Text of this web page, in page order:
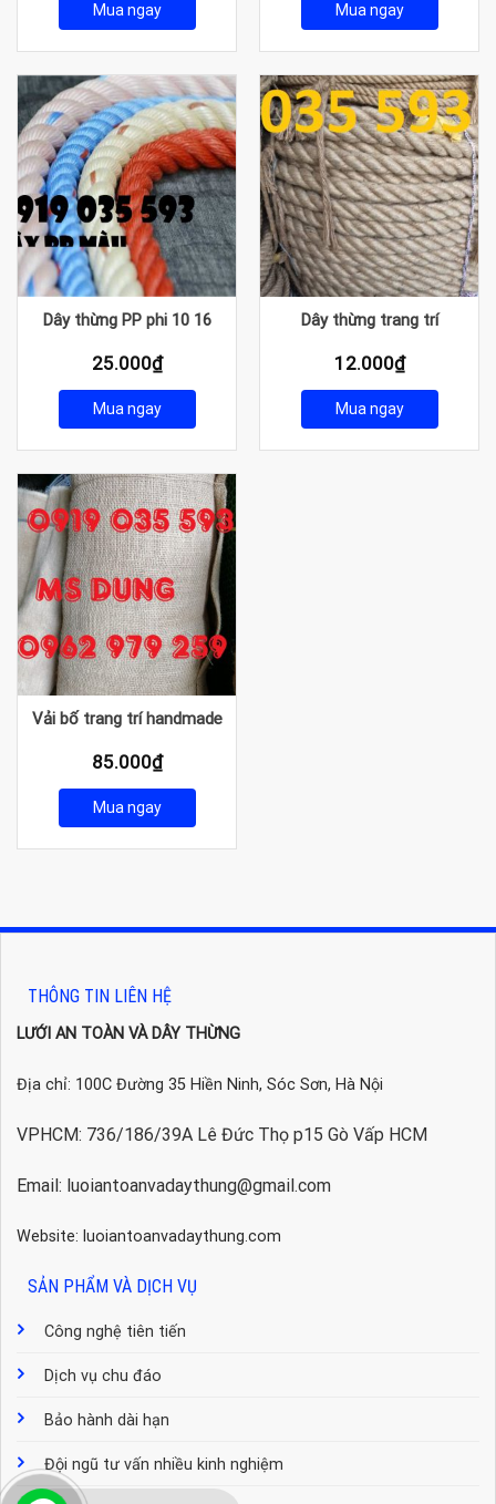
Mua ngay Mua ngay
Dây thừng PP phi 10 16
25.000₫
Mua ngay
Dây thừng trang trí
12.000₫
Mua ngay
Vải bố trang trí handmade
85.000₫
Mua ngay
THÔNG TIN LIÊN HỆ
LƯỚI AN TOÀN VÀ DÂY THỪNG
Địa chỉ: 100C Đường 35 Hiền Ninh, Sóc Sơn, Hà Nội
VPHCM: 736/186/39A Lê Đức Thọ p15 Gò Vấp HCM
Email: luoiantoanvadaythung@gmail.com
Website: luoiantoanvadaythung.com
SẢN PHẨM VÀ DỊCH VỤ
Công nghệ tiên tiến
Dịch vụ chu đáo
Bảo hành dài hạn
Đội ngũ tư vấn nhiều kinh nghiệm